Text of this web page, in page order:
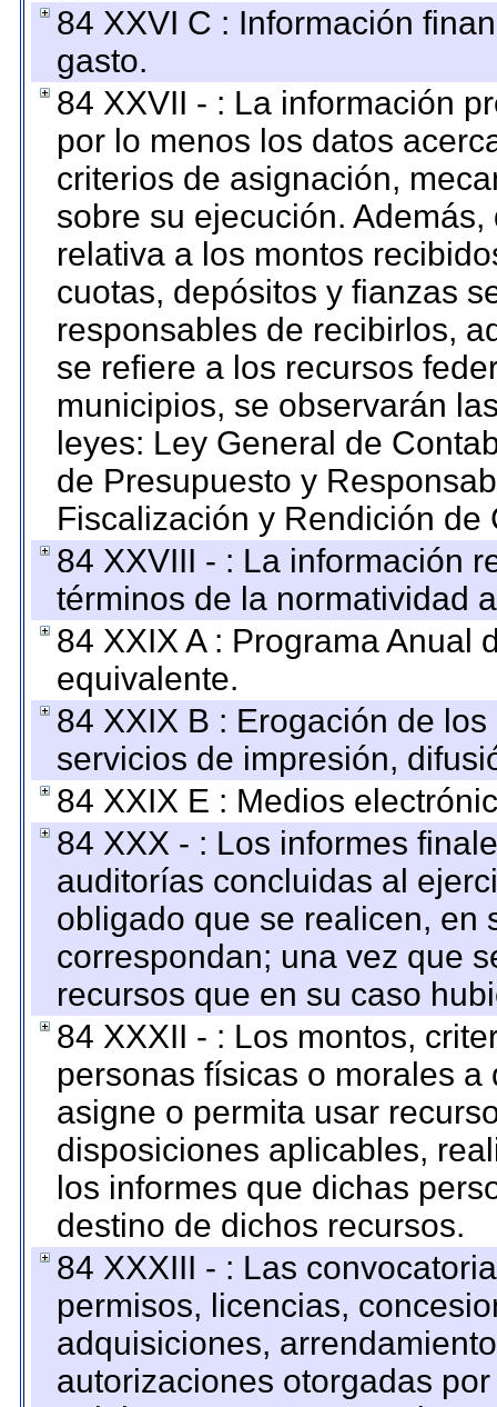
84 XXVI C : Información
gasto.
84 XXVII - : La información
por lo menos los datos
criterios de asignación,
sobre su ejecución.
relativa a los montos
cuotas, depósitos y fianzas
responsables de recibirlos,
se refiere a los recursos
municipios, se observarán
leyes: Ley General de
de Presupuesto y
Fiscalización y Rendición
84 XXVIII - : La información
términos de la normatividad
84 XXIX A : Programa Anual
equivalente.
84 XXIX B : Erogación de
servicios de impresión,
84 XXIX E : Medios
84 XXX - : Los informes
auditorías concluidas al
obligado que se realicen, en
correspondan; una vez que
recursos que en su caso
84 XXXII - : Los montos,
personas físicas o morales
asigne o permita usar
disposiciones aplicables,
los informes que dichas
destino de dichos recursos.
84 XXXIII - : Las
permisos, licencias,
adquisiciones,
autorizaciones otorgadas